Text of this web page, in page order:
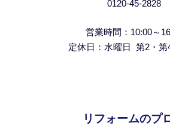
0120-45-2828
営業時間：10:00～
定休日：水曜日 第2 ・
リフォームのプ